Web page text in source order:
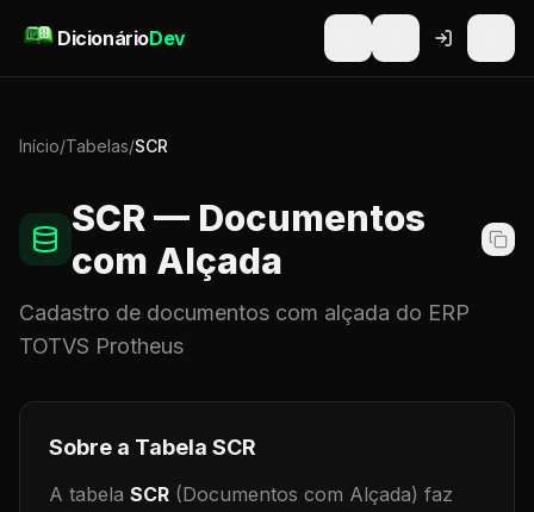
DicionárioDev
Início/Tabelas/SCR
SCR — Documentos
com Alçada
Cadastro de documentos com alçada do ERP
TOTVS Protheus
Sobre a Tabela SCR
A tabela SCR (Documentos com Alçada) faz